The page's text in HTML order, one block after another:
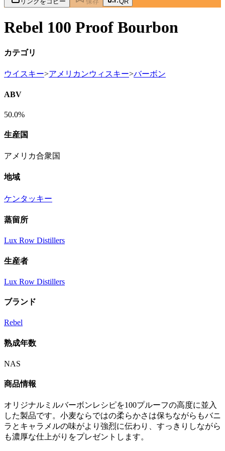
Rebel 100 Proof Bourbon
カテゴリ
ウイスキー>アメリカンウィスキー>バーボン
ABV
50.0%
生産国
アメリカ合衆国
地域
ケンタッキー
蒸留所
Lux Row Distillers
生産者
Lux Row Distillers
ブランド
Rebel
熟成年数
NAS
商品情報
オリジナルミルバーボンレシピを100プルーフの高度に並入
した製品です。小麦ならではの柔らかさは保ちながらもバニ
ラとキャラメルの味がより強烈に伝わり、すっきりしながら
も濃厚な仕上がりをプレゼントします。